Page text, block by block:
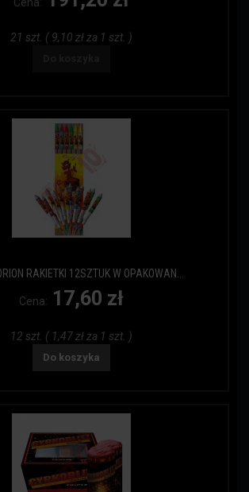
21 szt. ( 9,10 zł za 1 szt. )
RAKIETKI 12SZTUK W OPAKOWAN...
Cena: 17,60 zł
12 szt. ( 1,47 zł za 1 szt. )
Do koszyka